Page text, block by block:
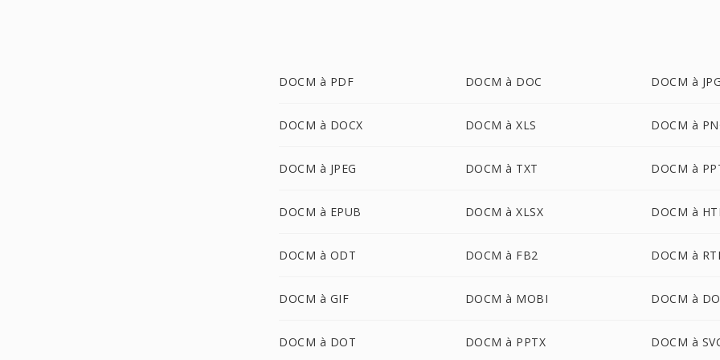
DOCM à PDF DOCM à DOC DOCM à JPG
DOCM à DOCX DOCM à XLS DOCM à
DOCM à JPEG DOCM à TXT DOCM à
DOCM à EPUB DOCM à XLSX DOCM à
DOCM à ODT DOCM à FB2 DOCM à
DOCM à GIF DOCM à MOBI DOCM à
DOCM à DOT DOCM à PPTX DOCM à